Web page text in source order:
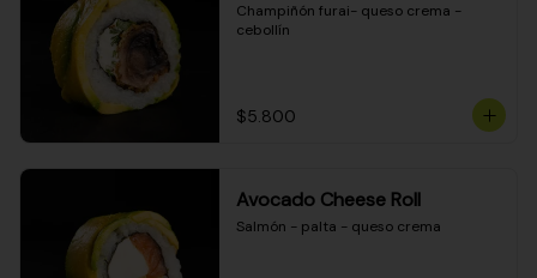
Champiñón furai- queso crema -
cebollín
$5.800
Avocado Cheese Roll
Salmón - palta - queso crema